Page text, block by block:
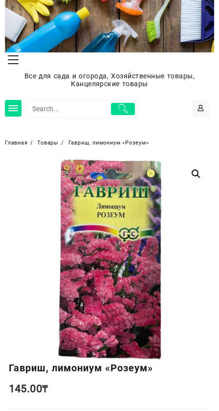
Перейти
содержимому
Все для сада и огорода, Хозяйственные товары,
Канцелярские товары
Главная Товары Гавриш, лимониум «Розеум»
Гавриш, лимониум «Розеум»
145.00₸